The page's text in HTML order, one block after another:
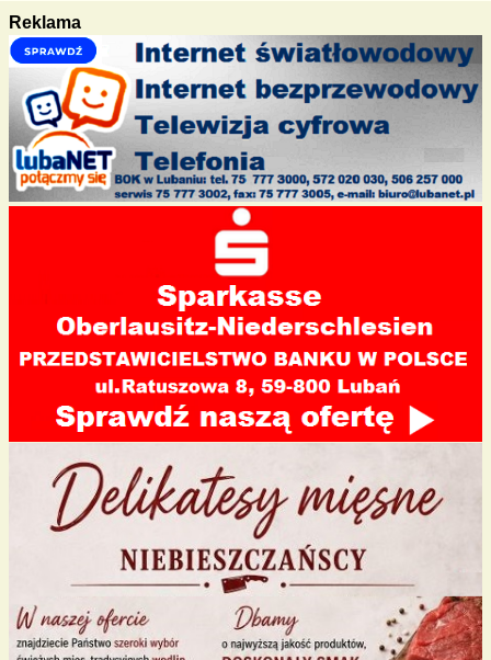
e
b
o
o
k
Li
n
k
Reklama